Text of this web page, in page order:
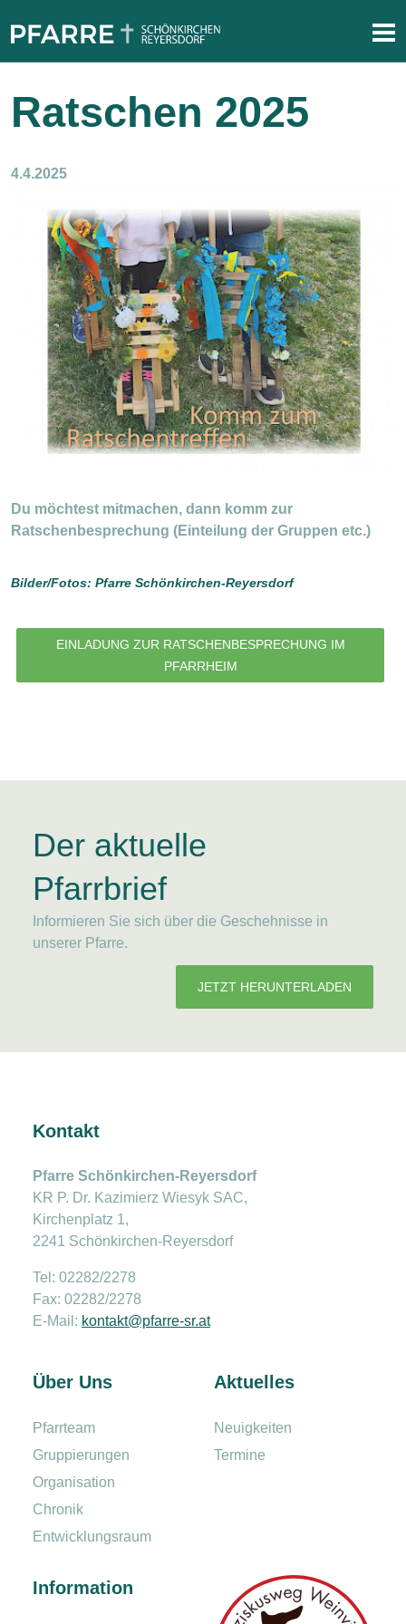
Ratschen 2025
4.4.2025
Du möchtest mitmachen, dann komm zur
Ratschenbesprechung (Einteilung der Gruppen etc.)
Bilder/Fotos: Pfarre Schönkirchen-Reyersdorf
EINLADUNG ZUR RATSCHENBESPRECHUNG IM
PFARRHEIM
Der aktuelle
Pfarrbrief
Informieren Sie sich über die Geschehnisse in
unserer Pfarre.
JETZT HERUNTERLADEN
Kontakt
Pfarre Schönkirchen-Reyersdorf
KR P. Dr. Kazimierz Wiesyk SAC,
Kirchenplatz 1,
2241 Schönkirchen-Reyersdorf
Tel: 02282/2278
Fax: 02282/2278
E-Mail: kontakt@pfarre-sr.at
Über Uns
Pfarrteam
Gruppierungen
Organisation
Chronik
Entwicklungsraum
Aktuelles
Neuigkeiten
Termine
Information